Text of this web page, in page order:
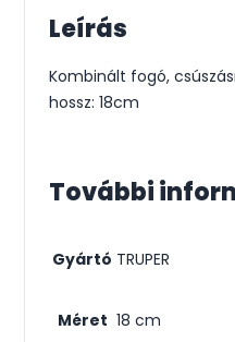
Leírás
Kombinált fogó,
hossz: 18cm
További
Gyártó TRUPER
Méret 18 cm